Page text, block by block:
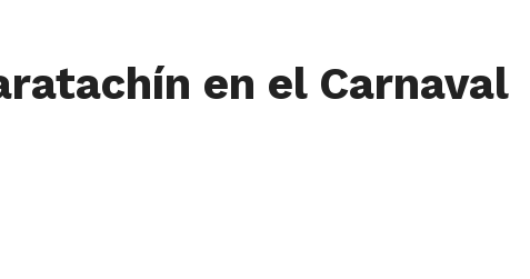
en el Carnaval